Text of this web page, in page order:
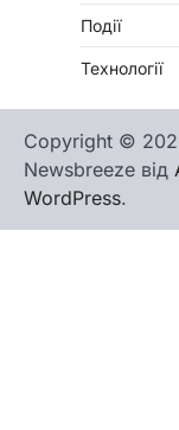
Події
Технології
Copyright ©
Newsbreeze від
WordPress.